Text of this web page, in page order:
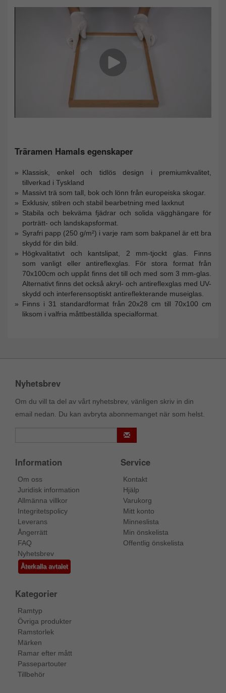
Träramen Hamals egenskaper
Klassisk, enkel och tidlös design i premiumkvalitet,
tillverkad i Tyskland
Massivt trä som tall, bok och lönn från europeiska skogar.
Exklusiv, stilren och stabil bearbetning med laxknut
Stabila och bekväma fjädrar och solida vägghängare för
porträtt- och landskapsformat.
Syrafri papp (250 g/m²) i varje ram som bakpanel är ett bra
skydd för din bild.
Högkvalitativt och kantslipat, 2 mm-tjockt glas. Finns
som vanligt eller antireflexglas. För stora format från
70x100cm och uppåt finns det till och med som 3 mm-glas.
Alternativt finns det också akryl- och antireflexglas med UV-
skydd och interferensoptiskt antireflekterande museiglas.
Finns i 31 standardformat från 20x28 cm till 70x100 cm
liksom i valfria måttbeställda specialformat.
Nyhetsbrev
Om du vill ta del av vårt nyhetsbrev, vänligen skriv in din
email nedan. Du kan avbryta abonnemanget när som helst.
Information
Om oss
Juridisk information
Allmänna villkor
Integritetspolicy
Leverans
Ångerrätt
FAQ
Nyhetsbrev
Återkalla avtalet
Service
Kontakt
Hjälp
Varukorg
Mitt konto
Minneslista
Min önskelista
Offentlig önskelista
Kategorier
Ramtyp
Övriga produkter
Ramstorlek
Märken
Ramar efter mått
Passepartouter
Tillbehör